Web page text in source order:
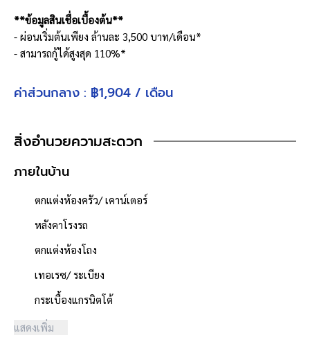
**ข้อมูลสินเชื่อเบื้องต้น**
- ผ่อนเริ่มต้นเพียง ล้านละ 3,500 บาท/เดือน*
- สามารถกู้ได้สูงสุด 110%*
**ฟังก์ชันบ้าน**
ห้องน้ำ : 3 ห้อง
จำนวนชั้น : 2 ชั้น
ที่จอดรถ : 2 คัน
**งานระบบที่เปลี่ยนให้**
- ท่อเมนประปาภายนอกอาคาร
- ถังบำบัดสิ่งปฏิกูล
ระบบไฟ
- ตู้ควบคุม
- สายดิน
ค่าส่วนกลาง : ฿1,904 / เดือน
สิ่งอำนวยความสะดวก
ภายในบ้าน
ตกแต่งห้องครัว/ เคาน์เตอร์
หลังคาโรงรถ
ตกแต่งห้องโถง
เทอเรซ/ ระเบียง
กระเบื้องแกรนิตโต้
แสดงเพิ่ม